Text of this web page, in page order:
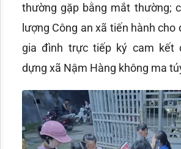
thường gặp bằng mắt thường;
lượng Công an xã tiến hành cho
gia đình trực tiếp ký cam kết
dựng xã Nậm Hàng không ma